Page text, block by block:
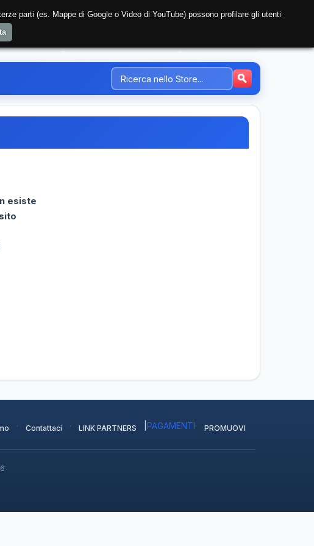
UTENTE
esiste
· Contattaci · LINK PARTNERS PAGAMENTI· PROMUOVI
parti (es. Mappe di Google o Video di YouTube) possono profilare gli utenti